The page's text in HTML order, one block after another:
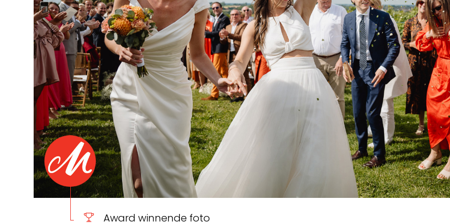
Award winnende foto